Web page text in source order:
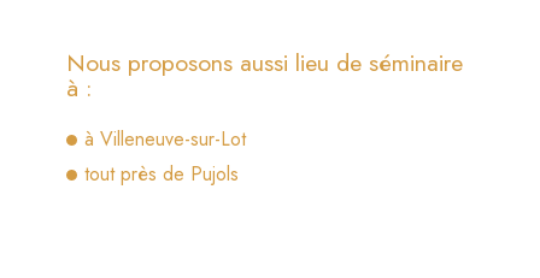
Nous proposons aussi lieu de séminaire
à :
à Villeneuve-sur-Lot
tout près de Pujols